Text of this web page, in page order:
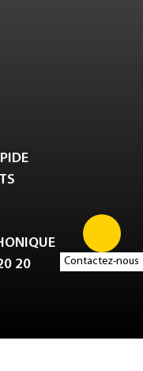
Contactez-nous
20